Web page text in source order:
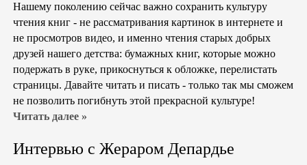
Нашему поколению сейчас важно сохранить культуру
чтения книг - не рассматривания картинок в интернете и
не просмотров видео, и именно чтения старых добрых
друзей нашего детства: бумажных книг, которые можно
подержать в руке, прикоснуться к обложке, перелистать
страницы. Давайте читать и писать - только так мы сможем
не позволить погибнуть этой прекрасной культуре!
Читать далее »
Интервью с Жераром Депардье